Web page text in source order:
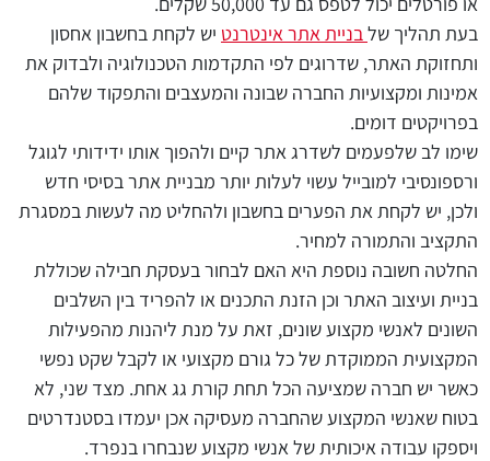
בעת תהליך שלבניית אתר אינטרנט יש לקחת בחשבון אחסון
ותחזוקת האתר, שדרוגים לפי התקדמות הטכנולוגיה ולבדוק את
אמינות ומקצועיות החברה שבונה והמעצבים והתפקוד שלהם
בפרויקטים דומים.
שימו לב שלפעמים לשדרג אתר קיים ולהפוך אותו ידידותי לגוגל
ורספונסיבי למובייל עשוי לעלות יותר מבניית אתר בסיסי חדש
ולכן, יש לקחת את הפערים בחשבון ולהחליט מה לעשות במסגרת
התקציב והתמורה למחיר.
החלטה חשובה נוספת היא האם לבחור בעסקת חבילה שכוללת
בניית ועיצוב האתר וכן הזנת התכנים או להפריד בין השלבים
השונים לאנשי מקצוע שונים, זאת על מנת ליהנות מהפעילות
המקצועית הממוקדת של כל גורם מקצועי או לקבל שקט נפשי
כאשר יש חברה שמציעה הכל תחת קורת גג אחת. מצד שני, לא
בטוח שאנשי המקצוע שהחברה מעסיקה אכן יעמדו בסטנדרטים
ויספקו עבודה איכותית של אנשי מקצוע שנבחרו בנפרד.